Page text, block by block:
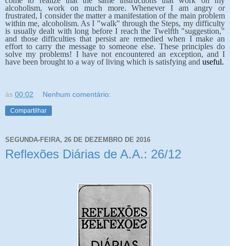
alcoholism, work on much more. Whenever I am angry or
frustrated, I consider the matter a manifestation of the main problem
within me, alcoholism. As I "walk" through the Steps, my difficulty
is usually dealt with long before I reach the Twelfth "suggestion,"
and those difficulties that persist are remedied when I make an
effort to carry the message to someone else. These principles do
solve my problems! I have not encountered an exception, and I
have been brought to a way of living which is satisfying and useful.
às 00:02 Nenhum comentário:
Compartilhar
SEGUNDA-FEIRA, 26 DE DEZEMBRO DE 2016
Reflexões Diárias de A.A.: 26/12